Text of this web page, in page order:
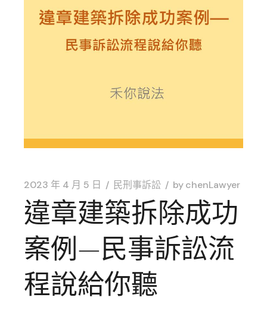
2023 年 4 月 5 日 民刑事訴訟 bychenLawyer
違章建築拆除成功
案例—民事訴訟流
程說給你聽